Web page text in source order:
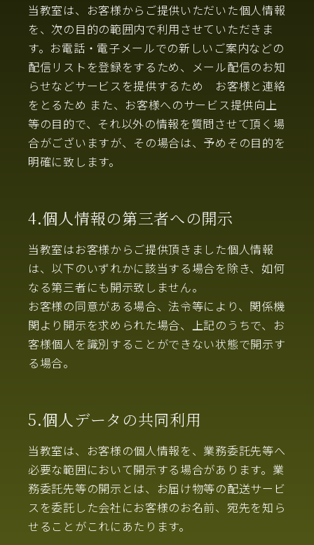
当教室は、お客様からご提供いただいた個人情報
を、次の目的の範囲内で利用させていただきま
す。お電話・電子メールでの新しいご案内などの
配信リストを登録をするため、メール配信のお知
らせなどサービスを提供するため お客様と連絡
をとるため また、お客様へのサービス提供向上
等の目的で、それ以外の情報を質問させて頂く場
合がございますが、その場合は、予めその目的を
明確に致します。
4.個人情報の第三者への開示
当教室はお客様からご提供頂きました個人情報
は、以下のいずれかに該当する場合を除き、如何
なる第三者にも開示致しません。
お客様の同意がある場合、法令等により、関係機
関より開示を求められた場合、上記のうちで、お
客様個人を識別することができない状態で開示す
る場合。
5.個人データの共同利用
当教室は、お客様の個人情報を、業務委託先等へ
必要な範囲において開示する場合があります。業
務委託先等の開示とは、お届け物等の配送サービ
スを委託した会社にお客様のお名前、宛先を知ら
せることがこれにあたります。